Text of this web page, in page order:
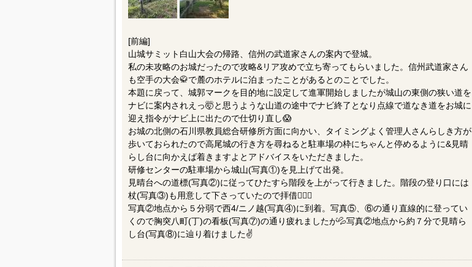
[前編]
山城サミット白山大会の帰路、信州の武道家さんの案内で登城。
私の未攻略のお城だったので攻略&リア攻めで立ち寄ってもらいました。信州武道家さん
も空手の大会🥋で麓のホテルに泊まったことがあるとのことでした。
本題に戻って、城郭マークを目的地に設定して進軍開始しましたが城山の東側の狭い道を
ナビに案内されえっ🤯と思うような山道の途中でナビ終了となり点線で道なき道をお城に
迎え指令がナビ上に出たので仕切り直し😱
お城の北側の石川県教員総合研修所方面に向かい、タイミングよく管理人さんらしき方が
歩いておられたので高尾城の行き方を尋ねると駐車場の枠にちゃんと停めるように&見晴
らし台に向かえば着きますよとアドバイスをいただきました。
研修センターの駐車場から城山(写真①)を見上げて出発。
見晴台への道標(写真②)に従ってひたすら階段を上がって行きました。階段の登り口には
杖(写真③)も用意して下さっていたので拝借🙇🏻‍♂️
写真②地点から５分弱で西4/ニノ越(写真④)に到着。写真⑤、⑥の通り直線的に登ってい
くので胸突八町(丁)の看板(写真⑦)の通り疲れましたが💦写真②地点から約７分で見晴ら
し台(写真⑧)に辿り着けました✌️